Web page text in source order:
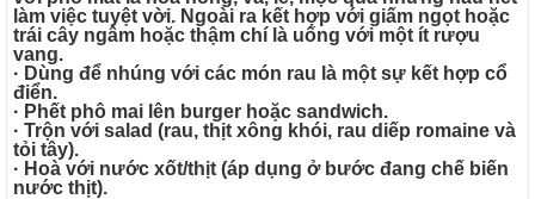
làm việc tuyệt vời. Ngoài ra kết hợp với giấm ngọt hoặc
trái cây ngâm hoặc thậm chí là uống với một ít rượu
vang.
· Dùng để nhúng với các món rau là một sự kết hợp cổ
điển.
· Phết phô mai lên burger hoặc sandwich.
· Trộn với salad (rau, thịt xông khói, rau diếp romaine và
tỏi tây).
· Hoà với nước xốt/thịt (áp dụng ở bước đang chế biến
nước thịt).